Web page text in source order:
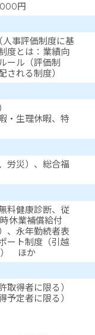
円
事評価制度に基
度とは：業績向
ール（評価制
れる制度）
・生理休暇、特
労災）、総合福
料健康診断、従
休業補償給付
、永年勤続者表
ート制度（引越
） ほか
得者に限る）
定者に限る）